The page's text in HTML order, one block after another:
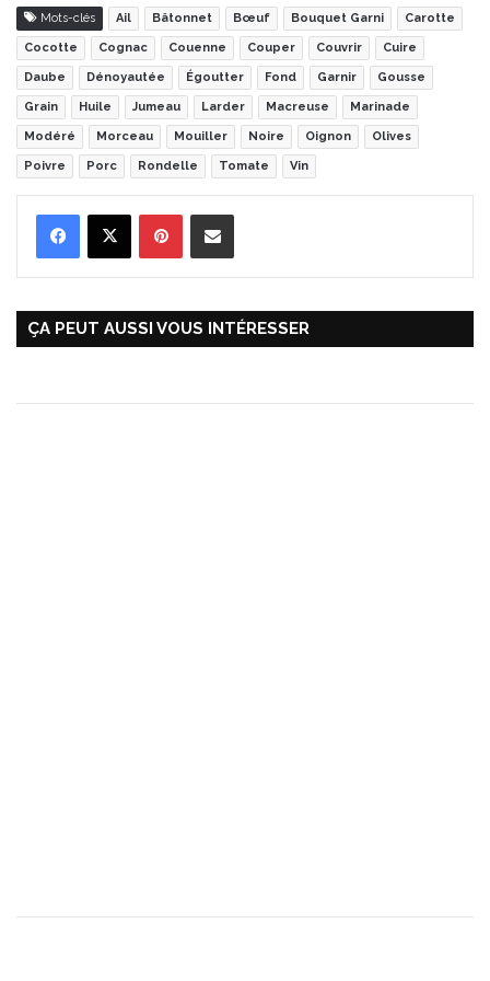
Mots-clés Ail Bâtonnet Bœuf Bouquet Garni Carotte
Cocotte Cognac Couenne Couper Couvrir Cuire
Daube Dénoyautée Égoutter Fond Garnir Gousse
Grain Huile Jumeau Larder Macreuse Marinade
Modéré Morceau Mouiller Noire Oignon Olives
Poivre Porc Rondelle Tomate Vin
ÇA PEUT AUSSI VOUS INTÉRESSER